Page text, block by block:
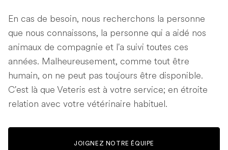
En cas de besoin, nous recherchons la personne
que nous connaissons, la personne qui a aidé nos
animaux de compagnie et l'a suivi toutes ces
années. Malheureusement, comme tout être
humain, on ne peut pas toujours être disponible.
C'est là que Veteris est à votre service; en étroite
relation avec votre vétérinaire habituel.
JOIGNEZ NOTRE ÉQUIPE